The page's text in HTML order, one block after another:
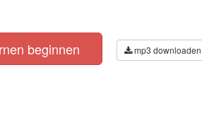
beginnen mp3 downloaden